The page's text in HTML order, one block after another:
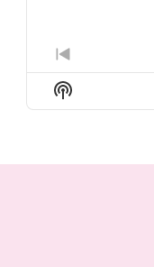
Previous
Episode
Show
Podcast